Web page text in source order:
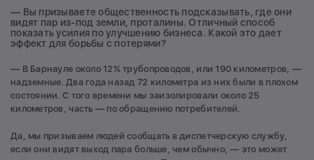
— Вы призываете общественность подсказывать, где они
видят пар из-под земли, проталины. Отличный способ
показать усилия по улучшению бизнеса. Какой это дает
эффект для борьбы с потерями?
— В Барнауле около 12% трубопроводов, или 190 километров, —
надземные. Два года назад 72 километра из них были в плохом
состоянии. С того времени мы заизолировали около 25
километров, часть — по обращению потребителей.
Да, мы призываем людей сообщать в диспетчерскую службу,
если они видят выход пара больше, чем обычно, — это может